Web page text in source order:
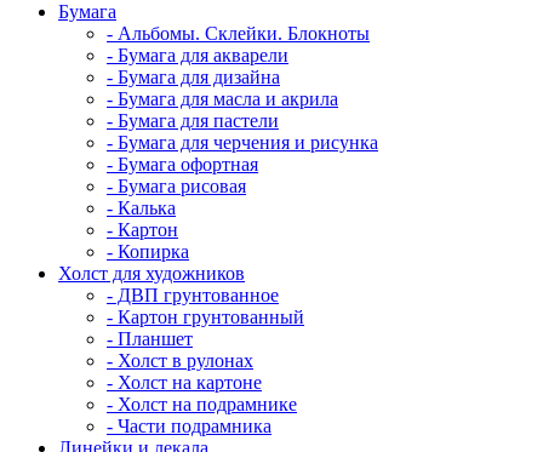
Бумага
- Альбомы. Склейки. Блокноты
- Бумага для акварели
- Бумага для дизайна
- Бумага для масла и акрила
- Бумага для пастели
- Бумага для черчения и рисунка
- Бумага офортная
- Бумага рисовая
- Калька
- Картон
- Копирка
Холст для художников
- ДВП грунтованное
- Картон грунтованный
- Планшет
- Холст в рулонах
- Холст на картоне
- Холст на подрамнике
- Части подрамника
Линейки и лекала